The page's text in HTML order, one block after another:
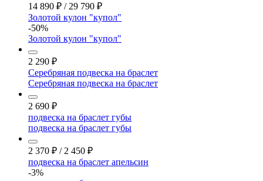
14 890 ₽ / 29 790 ₽
Золотой кулон "купол"
-50%
Золотой кулон "купол"
2 290 ₽
Серебряная подвеска на браслет
Серебряная подвеска на браслет
2 690 ₽
подвеска на браслет губы
подвеска на браслет губы
2 370 ₽ / 2 450 ₽
подвеска на браслет апельсин
-3%